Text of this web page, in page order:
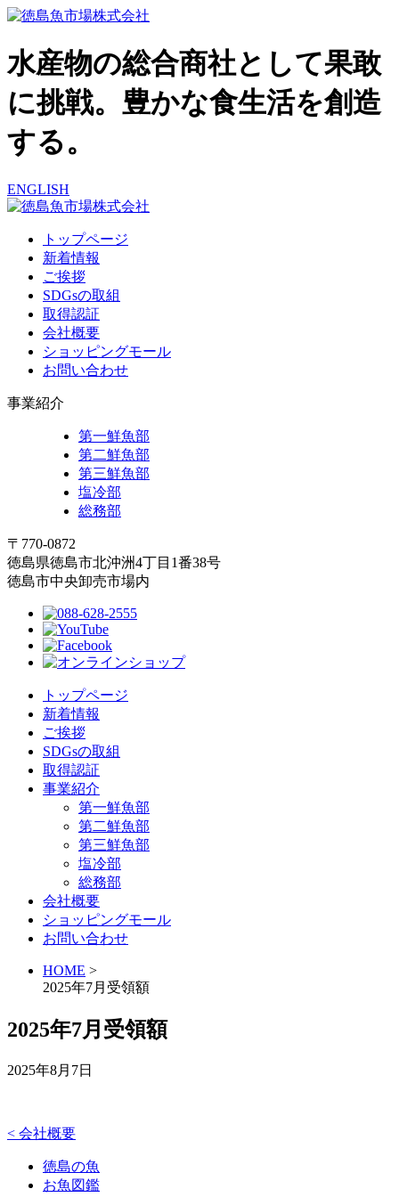
水産物の総合商社として果敢
に挑戦。豊かな食生活を創造
する。
ENGLISH
トップページ
新着情報
ご挨拶
SDGsの取組
取得認証
会社概要
ショッピングモール
お問い合わせ
事業紹介
第一鮮魚部
第二鮮魚部
第三鮮魚部
塩冷部
総務部
〒770-0872
徳島県徳島市北沖洲4丁目1番38号
徳島市中央卸売市場内
トップページ
新着情報
ご挨拶
SDGsの取組
取得認証
事業紹介
第一鮮魚部
第二鮮魚部
第三鮮魚部
塩冷部
総務部
会社概要
ショッピングモール
お問い合わせ
HOME >
2025年7月受領額
2025年7月受領額
2025年8月7日
< 会社概要
徳島の魚
お魚図鑑